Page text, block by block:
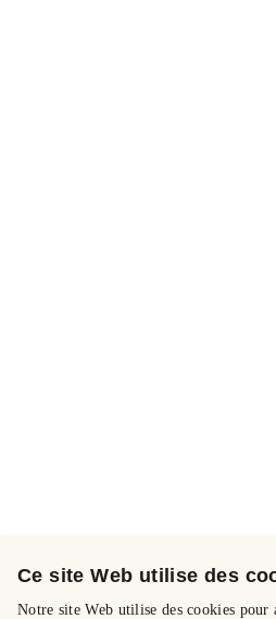
Ce site Web utilise des
Notre site Web utilise des cookies pour